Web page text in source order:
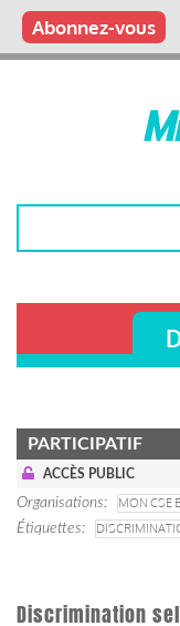
Aller
contenu
Main
Qui sommes nous ?
Vous publiez
Nous publions
Contactez-nous
Abonnez-vous
PARTICIPATIF
ACCÈS PUBLIC
Organisations
MON CSE
Étiquettes
Discrimination